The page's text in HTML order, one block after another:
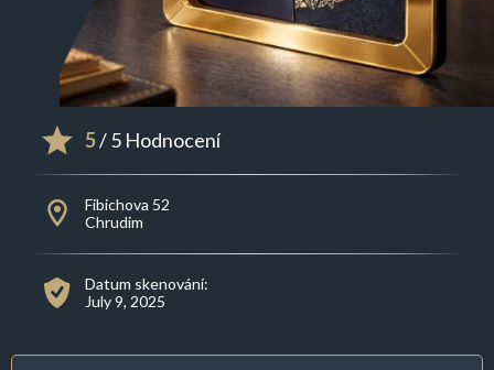
5/ 5 Hodnocení
Fibichova 52
Chrudim
Datum skenování:
July 9, 2025